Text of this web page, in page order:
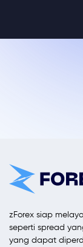
zForex siap
seperti spread
yang dapat